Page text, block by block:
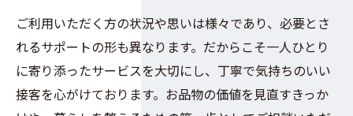
ご利用いただく方の状況や思いは様々であり、必要とさ
れるサポートの形も異なります。だからこそ一人ひとり
に寄り添ったサービスを大切にし、丁寧で気持ちのいい
接客を心がけております。お品物の価値を見直すきっか